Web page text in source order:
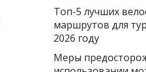
Топ-5 лучших
маршрутов для
2026 году
Меры